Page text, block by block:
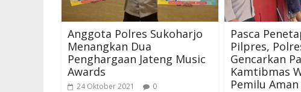
Anggota Polres Sukoharjo
Menangkan Dua
Penghargaan Jateng Music
Awards
24 Oktober 2021 0
Pasca
Pilpres,
Gencarkan
Kamtibmas
Pemilu